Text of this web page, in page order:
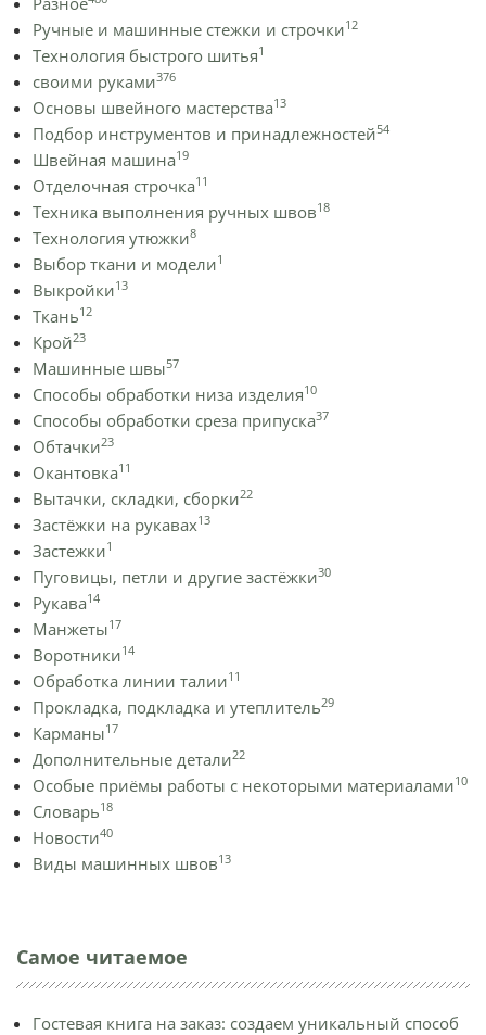
Ручные и машинные стежки и строчки12
Технология быстрого шитья1
своими руками376
Основы швейного мастерства13
Подбор инструментов и принадлежностей54
Швейная машина19
Отделочная строчка11
Техника выполнения ручных швов18
Технология утюжки8
Выбор ткани и модели1
Выкройки13
Ткань12
Крой23
Машинные швы57
Способы обработки низа изделия10
Способы обработки среза припуска37
Обтачки23
Окантовка11
Вытачки, складки, сборки22
Застёжки на рукавах13
Застежки1
Пуговицы, петли и другие застёжки30
Рукава14
Манжеты17
Воротники14
Обработка линии талии11
Прокладка, подкладка и утеплитель29
Карманы17
Дополнительные детали22
Особые приёмы работы с некоторыми материалами10
Словарь18
Новости40
Виды машинных швов13
Самое читаемое
Гостевая книга на заказ: создаем уникальный способ